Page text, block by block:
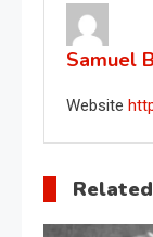
Samuel
Website